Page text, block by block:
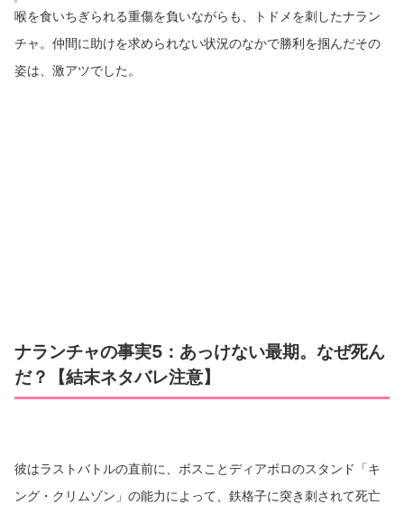
喉を食いちぎられる重傷を負いながらも、トドメを刺したナラン
チャ。仲間に助けを求められない状況のなかで勝利を掴んだその
姿は、激アツでした。
ナランチャの事実5：あっけない最期。なぜ死ん
だ？【結末ネタバレ注意】
彼はラストバトルの直前に、ボスことディアボロのスタンド「キ
ング・クリムゾン」の能力によって、鉄格子に突き刺されて死亡